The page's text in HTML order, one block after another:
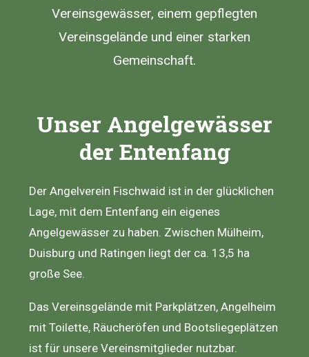
Vereinsgewässer, einem gepflegten
Vereinsgelände und einer starken
Gemeinschaft.
Unser Angelgewässer
der Entenfang
Der Angelverein Fischwaid ist in der glücklichen
Lage, mit dem Entenfang ein eigenes
Angelgewässer zu haben. Zwischen Mülheim,
Duisburg und Ratingen liegt der ca. 13,5 ha
große See.
Das Vereinsgelände mit Parkplätzen, Angelheim
mit Toilette, Räucheröfen und Bootsliegeplätzen
ist für unsere Vereinsmitglieder nutzbar.